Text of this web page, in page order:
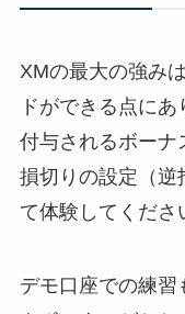
XMの最大の強み
ドができる点に
付与されるボーナ
損切りの設定（逆
て体験してくださ
デモ口座での練習